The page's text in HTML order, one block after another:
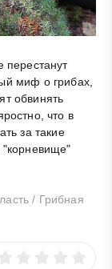
перестанут
миф о грибах,
обвинять
что в
за такие
"корневище"
/ Грибная